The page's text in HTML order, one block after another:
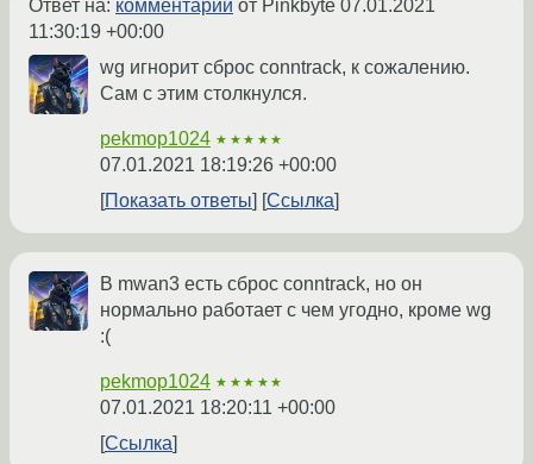
Ответ на: комментарий от Pinkbyte 07.01.2021
11:30:19 +00:00
wg игнорит сброс conntrack, к сожалению.
Сам с этим столкнулся.
pekmop1024 ★★★★★
07.01.2021 18:19:26 +00:00
Показать ответы
Ссылка
В mwan3 есть сброс conntrack, но он
нормально работает с чем угодно, кроме wg
:(
pekmop1024 ★★★★★
07.01.2021 18:20:11 +00:00
Ссылка